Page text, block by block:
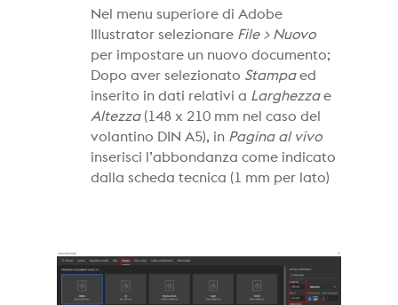
Nel menu superiore di Adobe
Illustrator selezionare File > Nuovo
per impostare un nuovo documento;
Dopo aver selezionato Stampaed
inserito in dati relativi a Larghezzae
Altezza(148 x 210 mm nel caso del
volantino DIN A5), in Pagina al vivo
inserisci l’abbondanza come indicato
dalla scheda tecnica (1 mm per lato)